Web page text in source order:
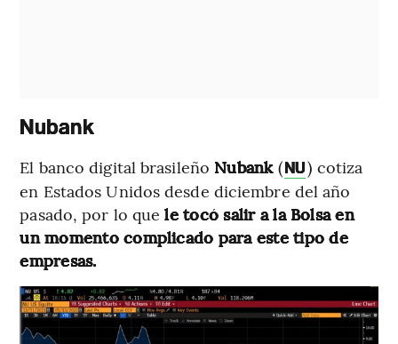
Nubank
El banco digital brasileño Nubank(NU) cotiza
en Estados Unidos desde diciembre del año
pasado, por lo que le tocó salir a la Bolsa en
un momento complicado para este tipo de
empresas.